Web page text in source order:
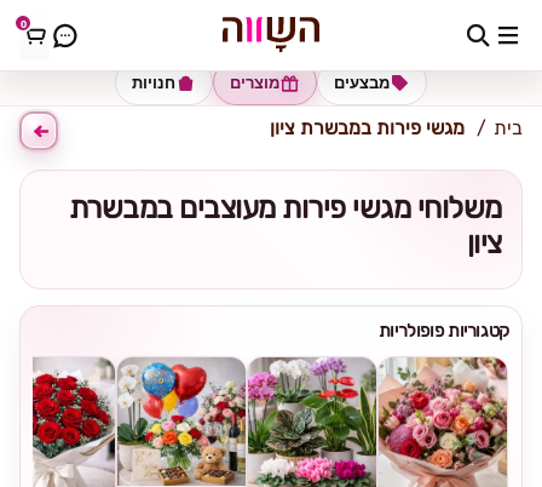
0 כתובת למשלוח הזינו כתובת
חנויות מוצרים מבצעים
בית מגשי פירות במבשרת ציון
משלוחי מגשי פירות מעוצבים במבשרת
ציון
קטגוריות פופולריות